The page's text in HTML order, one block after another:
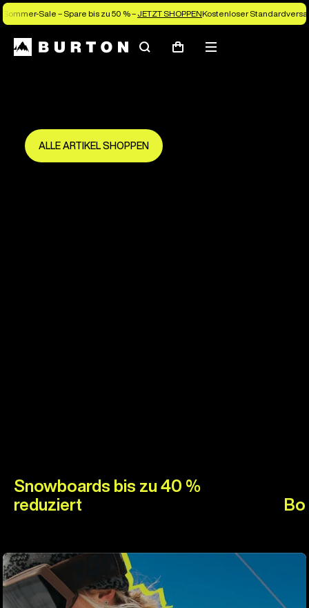
Sommer-Sale – Spare bis zu 50 % – JETZT SHOPPENKostenloser
SuchenWarenkorb
Menü
Spare bis zu 50 %
ALLE ARTIKEL SHOPPEN
Snowboards bis zu 40 %
reduziert